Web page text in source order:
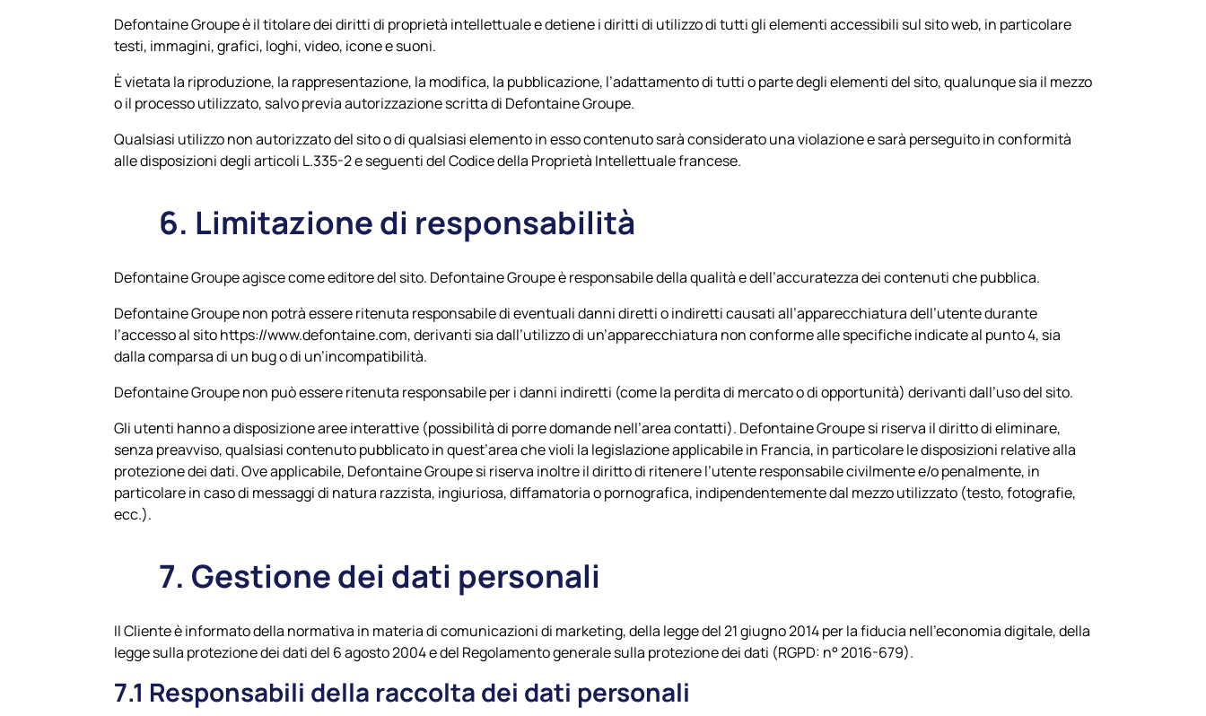
Defontaine Groupe è il titolare dei diritti di proprietà intellettuale e detiene i diritti di utilizzo di tutti gli elementi accessibili sul sito web, in particolare
testi, immagini, grafici, loghi, video, icone e suoni.
È vietata la riproduzione, la rappresentazione, la modifica, la pubblicazione, l’adattamento di tutti o parte degli elementi del sito, qualunque sia il mezzo
o il processo utilizzato, salvo previa autorizzazione scritta di Defontaine Groupe.
Qualsiasi utilizzo non autorizzato del sito o di qualsiasi elemento in esso contenuto sarà considerato una violazione e sarà perseguito in conformità
alle disposizioni degli articoli L.335-2 e seguenti del Codice della Proprietà Intellettuale francese.
6. Limitazione di responsabilità
Defontaine Groupe agisce come editore del sito. Defontaine Groupeè responsabile della qualità e dell’accuratezza dei contenuti che pubblica.
Defontaine Groupenon potrà essere ritenuta responsabile di eventuali danni diretti o indiretti causati all’apparecchiatura dell’utente durante
l’accesso al sito https://www.defontaine.com, derivanti sia dall’utilizzo di un’apparecchiatura non conforme alle specifiche indicate al punto 4, sia
dalla comparsa di un bug o di un’incompatibilità.
Defontaine Groupenon può essere ritenuta responsabile per i danni indiretti (come la perdita di mercato o di opportunità) derivanti dall’uso del sito.
Gli utenti hanno a disposizione aree interattive (possibilità di porre domande nell’area contatti). Defontaine Groupesi riserva il diritto di eliminare,
senza preavviso, qualsiasi contenuto pubblicato in quest’area che violi la legislazione applicabile in Francia, in particolare le disposizioni relative alla
protezione dei dati. Ove applicabile, Defontaine Groupesi riserva inoltre il diritto di ritenere l’utente responsabile civilmente e/o penalmente, in
particolare in caso di messaggi di natura razzista, ingiuriosa, diffamatoria o pornografica, indipendentemente dal mezzo utilizzato (testo, fotografie,
ecc.).
7. Gestione dei dati personali
Il Cliente è informato della normativa in materia di comunicazioni di marketing, della legge del 21 giugno 2014 per la fiducia nell’economia digitale, della
legge sulla protezione dei dati del 6 agosto 2004 e del Regolamento generale sulla protezione dei dati (RGPD: n° 2016-679).
7.1 Responsabili della raccolta dei dati personali